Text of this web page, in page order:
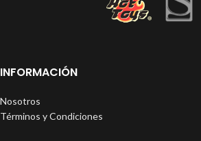
INFORMACIÓN
Nosotros
Términos y Condiciones